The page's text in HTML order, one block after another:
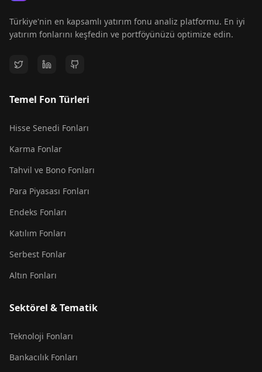
Türkiye'nin en kapsamlı yatırım fonu analiz platformu. En iyi
yatırım fonlarını keşfedin ve portföyünüzü optimize edin.
Temel Fon Türleri
Hisse Senedi Fonları
Karma Fonlar
Tahvil ve Bono Fonları
Para Piyasası Fonları
Endeks Fonları
Katılım Fonları
Serbest Fonlar
Altın Fonları
Sektörel & Tematik
Teknoloji Fonları
Bankacılık Fonları